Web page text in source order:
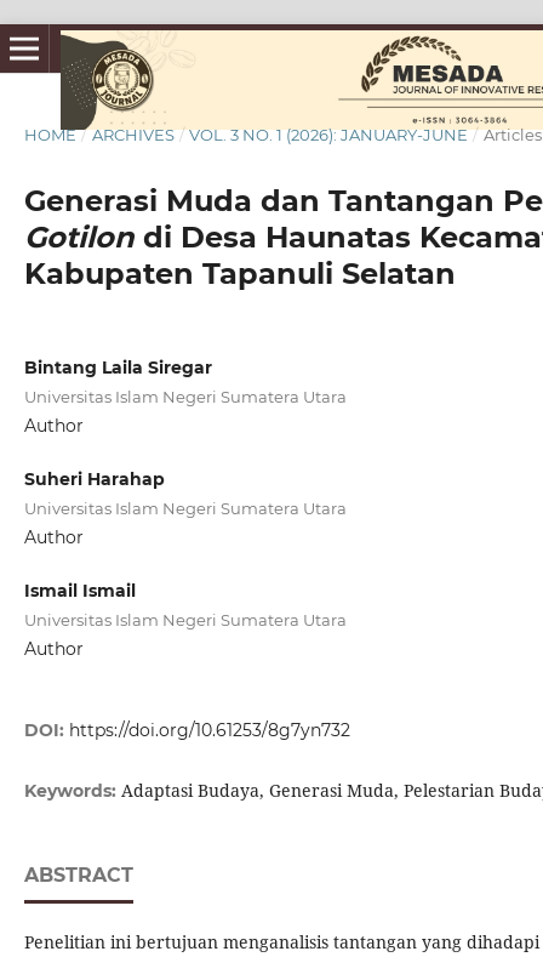
HOME / ARCHIVES / VOL. 3 NO. 1 (2026): JANUARY-JUNE / Articles
Generasi Muda dan Tantangan
Gotilon di Desa Haunatas
Kabupaten Tapanuli Selatan
Bintang Laila Siregar
Universitas Islam Negeri Sumatera Utara
Author
Suheri Harahap
Universitas Islam Negeri Sumatera Utara
Author
Ismail Ismail
Universitas Islam Negeri Sumatera Utara
Author
DOI: https://doi.org/10.61253/8g7yn732
Keywords: Adaptasi Budaya, Generasi Muda, Pelestarian
ABSTRACT
Penelitian ini bertujuan menganalisis tantangan yang